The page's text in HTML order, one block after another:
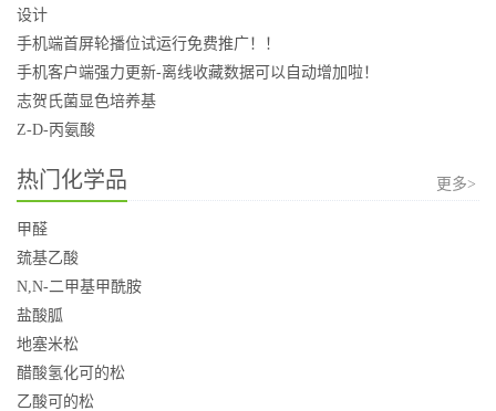
设计
手机端首屏轮播位试运行免费推广！！
手机客户端强力更新-离线收藏数据可以自动增加啦！
志贺氏菌显色培养基
Z-D-丙氨酸
热门化学品 更多>
甲醛
巯基乙酸
N,N-二甲基甲酰胺
盐酸胍
地塞米松
醋酸氢化可的松
乙酸可的松